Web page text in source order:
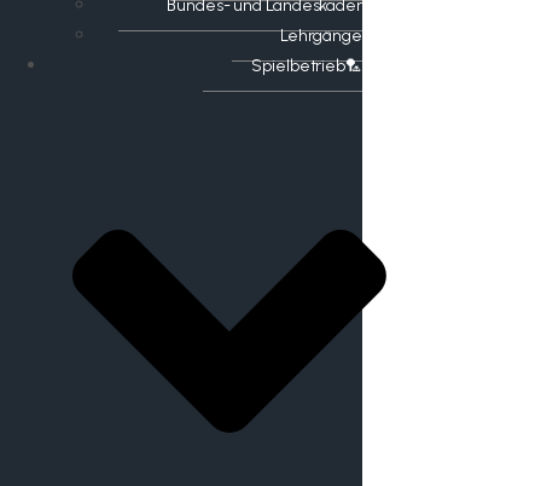
Bundes- und Landeskader
Lehrgänge
Spielbetrieb🏸